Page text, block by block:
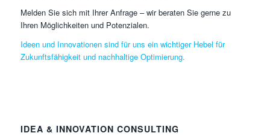
Melden Sie sich mit Ihrer Anfrage – wir beraten Sie gerne zu
Ihren Möglichkeiten und Potenzialen.
Ideen und Innovationen sind für uns ein wichtiger Hebel für
Zukunftsfähigkeit und nachhaltige Optimierung.
IDEA & INNOVATION CONSULTING